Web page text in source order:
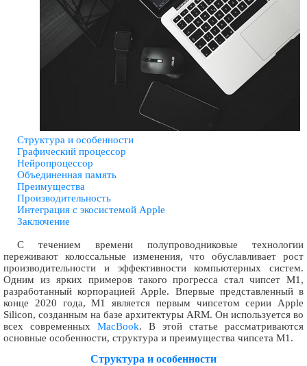
Структура и особенности
Графический процессор
Нейропроцессор
Объединенная память
Преимущества
Производительность
Интеграция с экосистемой Apple
Заключение
С течением времени полупроводниковые технологии
переживают колоссальные изменения, что обуславливает рост
производительности и эффективности компьютерных систем.
Одним из ярких примеров такого прогресса стал чипсет M1,
разработанный корпорацией Apple. Впервые представленный в
конце 2020 года, M1 является первым чипсетом серии Apple
Silicon, созданным на базе архитектуры ARM. Он используется во
всех современных MacBook. В этой статье рассматриваются
основные особенности, структура и преимущества чипсета M1.
Структура и особенности